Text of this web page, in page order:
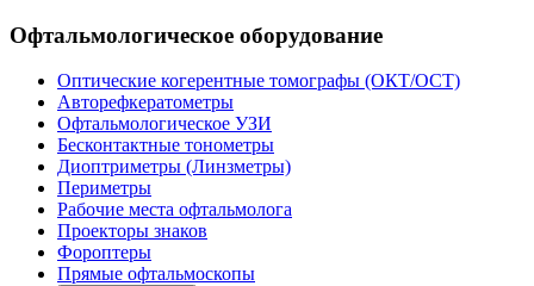
Офтальмологическое оборудование
Оптические когерентные томографы (ОКТ/ОСТ)
Авторефкератометры
Офтальмологическое УЗИ
Бесконтактные тонометры
Диоптриметры (Линзметры)
Периметры
Рабочие места офтальмолога
Проекторы знаков
Фороптеры
Прямые офтальмоскопы